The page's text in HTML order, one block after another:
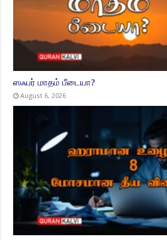
ஸஃபர் மாதம் பீடையா?
August 6, 2026